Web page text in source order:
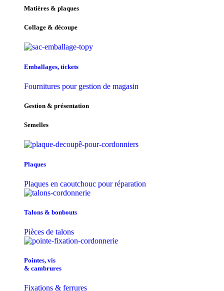
Matières & plaques
Collage & découpe
Emballages, tickets
Fournitures pour gestion de magasin
Gestion & présentation
Semelles
Plaques
Plaques en caoutchouc pour réparation
Talons & bonbouts
Pièces de talons
Pointes, vis
& cambrures
Fixations & ferrures